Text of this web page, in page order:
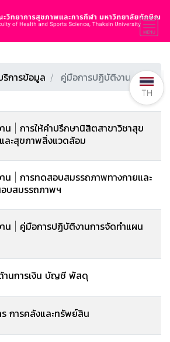
ริการข้อมูล คู่มือการปฏิบัติงาน
น | การให้คำปรึกษานิสิตสาขาวิชาสุข
ละสุขภาพสิ่งแวดล้อม
น | การทดสอบสมรรถภาพทางกายและ
บสมรรถภาพฯ
น | คู่มือการปฏิบัติงานการจัดทำแผน
านการเงิน บัญชี พัสดุ
ร การคลังและทรัพย์สิน
TH